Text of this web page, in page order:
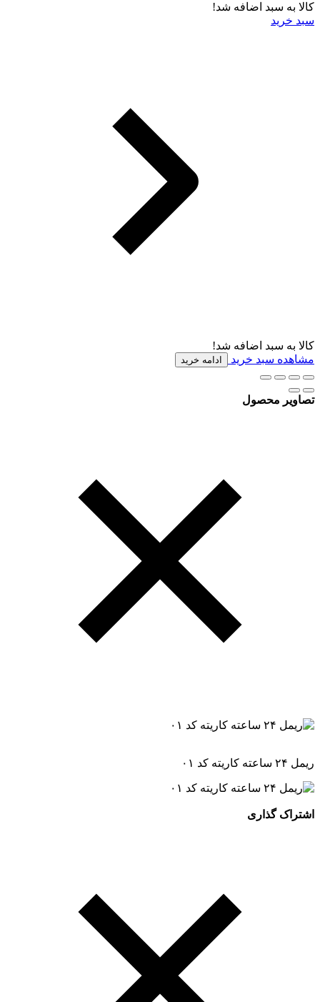
کالا به سبد اضافه شد!
سبد خرید
کالا به سبد اضافه شد!
مشاهده سبد خرید
ادامه خرید
تصاویر محصول
ریمل ۲۴ ساعته کاریته کد ۰۱
اشتراک گذاری